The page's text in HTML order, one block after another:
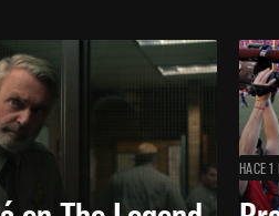
HACE 1